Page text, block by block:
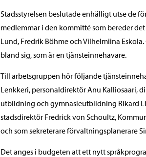
Stadsstyrelsen beslutade enhälligt utse de
medlemmar i den kommitté som bereder
Lund, Fredrik Böhme och Vilhelmiina
bland sig, som är en tjänsteinnehavare.
Till arbetsgruppen hör följande
Lenkkeri, personaldirektör Anu Kalliosaari,
utbildning och gymnasieutbildning Rikard
stadsdirektör Fredrick von Schoultz,
och som sekreterare förvaltningsplanerare
Det anges i budgeten att ett nytt